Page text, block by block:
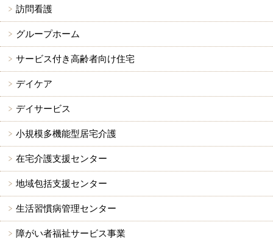
訪問看護
グループホーム
サービス付き高齢者向け住宅
デイケア
デイサービス
小規模多機能型居宅介護
在宅介護支援センター
地域包括支援センター
生活習慣病管理センター
障がい者福祉サービス事業